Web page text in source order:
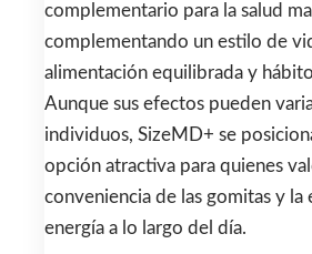
complementario para la salud
complementando un estilo de
alimentación equilibrada y
Aunque sus efectos pueden
individuos, SizeMD+ se
opción atractiva para quienes
conveniencia de las gomitas y la
energía a lo largo del día.